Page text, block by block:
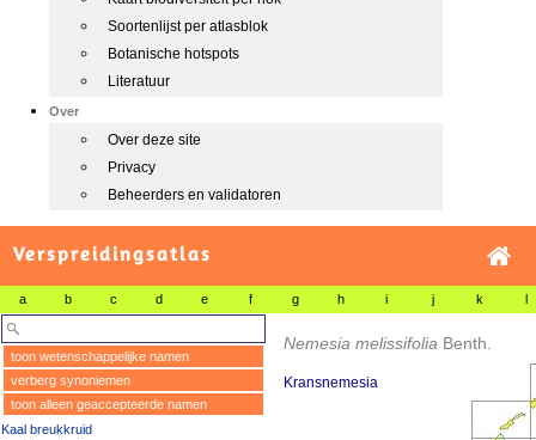
Soortenlijst per atlasblok
Botanische hotspots
Literatuur
Over
Over deze site
Privacy
Beheerders en validatoren
Verspreidingsatlas
a b c d e f g h i j k l
toon wetenschappelijke namen
verberg synoniemen
toon alleen geaccepteerde namen
Kaal breukkruid
Nemesia melissifolia Benth.
Kransnemesia